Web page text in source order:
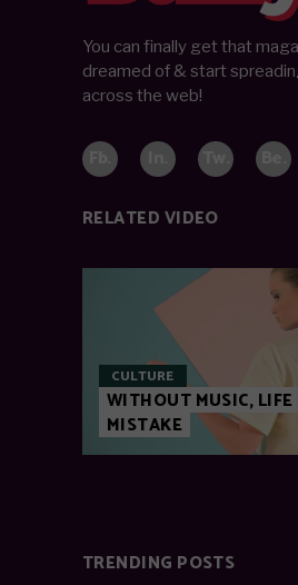
You can finally get that
dreamed of & start
across the web!
RELATED VIDEO
CULTURE
WITHOUT MUSIC, LIFE
MISTAKE
TRENDING POSTS